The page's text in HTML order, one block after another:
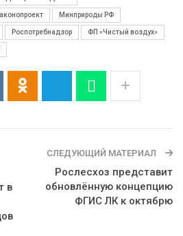
Минприроды РФ
Роспотребнадзор ФП «Чистый воздух»
в
СЛЕДУЮЩИЙ МАТЕРИАЛ
Рослесхоз представит
обновлённую концепцию
ФГИС ЛК к октябрю